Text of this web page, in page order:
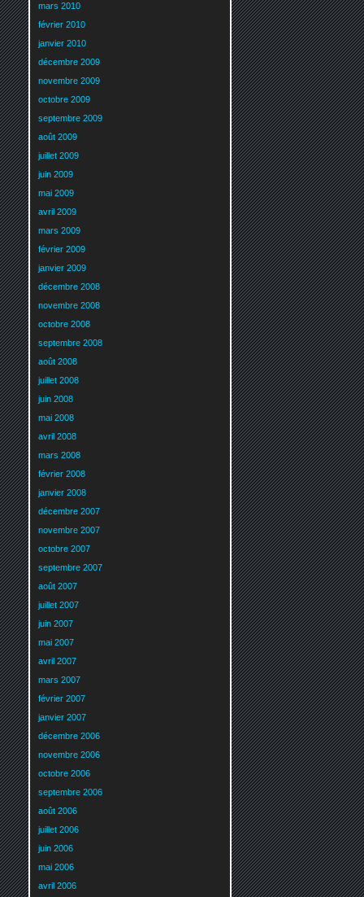
mars 2010
février 2010
janvier 2010
décembre 2009
novembre 2009
octobre 2009
septembre 2009
août 2009
juillet 2009
juin 2009
mai 2009
avril 2009
mars 2009
février 2009
janvier 2009
décembre 2008
novembre 2008
octobre 2008
septembre 2008
août 2008
juillet 2008
juin 2008
mai 2008
avril 2008
mars 2008
février 2008
janvier 2008
décembre 2007
novembre 2007
octobre 2007
septembre 2007
août 2007
juillet 2007
juin 2007
mai 2007
avril 2007
mars 2007
février 2007
janvier 2007
décembre 2006
novembre 2006
octobre 2006
septembre 2006
août 2006
juillet 2006
juin 2006
mai 2006
avril 2006